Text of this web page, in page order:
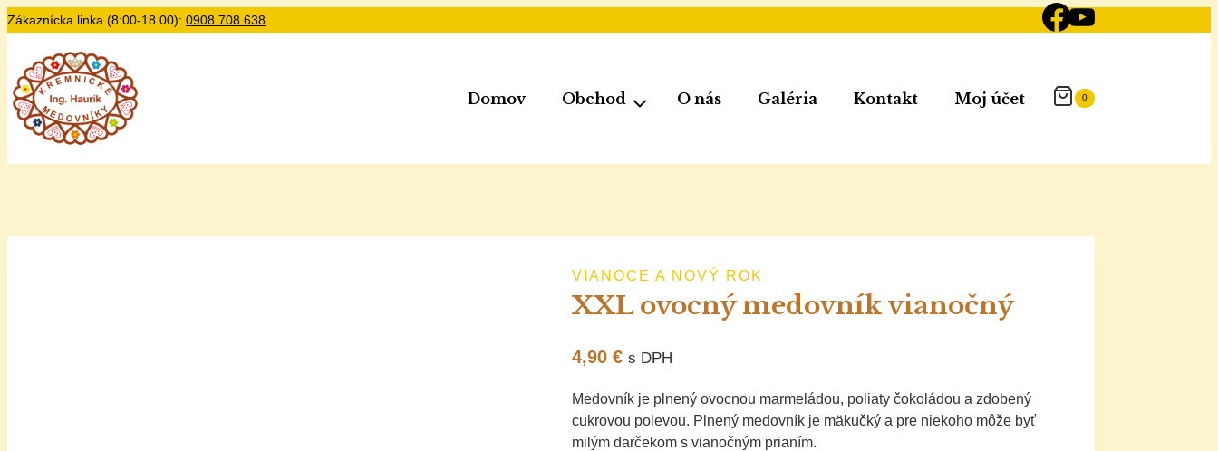
Zákaznícka linka (8:00-18.00): 0908 708 638
Domov Obchod O nás Galéria Kontakt Moj účet 0
VIANOCE A NOVÝ ROK
XXL ovocný medovník vianočný
4,90 € s DPH
Medovník je plnený ovocnou marmeládou, poliaty čokoládou a zdobený
cukrovou polevou. Plnený medovník je mäkučký a pre niekoho môže byť
milým darčekom s vianočným prianím.